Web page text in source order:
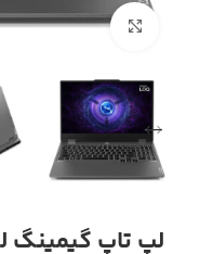
بزرگنمایی تصویر